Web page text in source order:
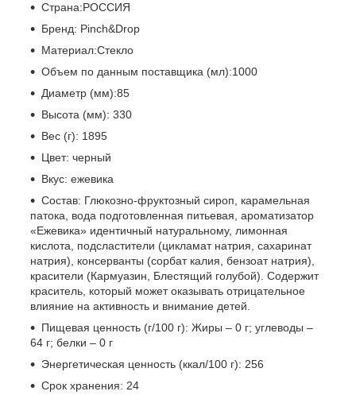
Страна:РОССИЯ
Бренд: Pinch&Drop
Материал:Стекло
Объем по данным поставщика (мл):1000
Диаметр (мм):85
Высота (мм): 330
Вес (г): 1895
Цвет: черный
Вкус: ежевика
Состав: Глюкозно-фруктозный сироп, карамельная
патока, вода подготовленная питьевая, ароматизатор
«‎Ежевика»‎ идентичный натуральному, лимонная
кислота, подсластители (цикламат натрия, сахаринат
натрия), консерванты (сорбат калия, бензоат натрия),
красители (Кармуазин, Блестящий голубой). Содержит
краситель, который может оказывать отрицательное
влияние на активность и внимание детей.
Пищевая ценность (г/100 г): Жиры – 0 г; углеводы –
64 г; белки – 0 г
Энергетическая ценность (ккал/100 г): 256
Срок хранения: 24